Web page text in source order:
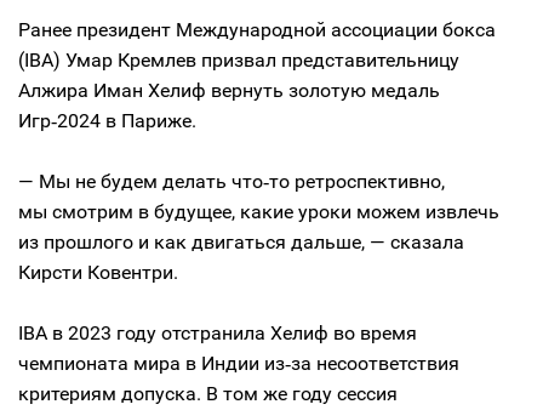
Ранее президент Международной ассоциации бокса
(IBA) Умар Кремлев призвал представительницу
Алжира Иман Хелиф вернуть золотую медаль
Игр‑2024 в Париже.
— Мы не будем делать что‑то ретроспективно,
мы смотрим в будущее, какие уроки можем извлечь
из прошлого и как двигаться дальше, — сказала
Кирсти Ковентри.
IBA в 2023 году отстранила Хелиф во время
чемпионата мира в Индии из‑за несоответствия
критериям допуска. В том же году сессия